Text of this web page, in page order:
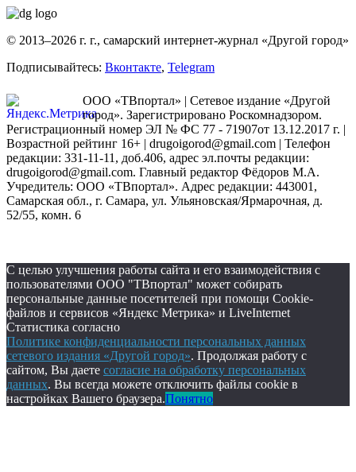
© 2013–2026 г. г., самарский интернет-журнал «Другой город»
Подписывайтесь: Вконтакте, Telegram
ООО «ТВпортал» | Сетевое издание «Другой
город». Зарегистрировано Роскомнадзором.
Регистрационный номер ЭЛ № ФС 77 - 71907от 13.12.2017 г. |
Возрастной рейтинг 16+ | drugoigorod@gmail.com | Телефон
редакции: 331-11-11, доб.406, адрес эл.почты редакции:
drugoigorod@gmail.com. Главный редактор Фёдоров М.А.
Учредитель: ООО «ТВпортал». Адрес редакции: 443001,
Самарская обл., г. Самара, ул. Ульяновская/Ярмарочная, д.
52/55, комн. 6
С целью улучшения работы сайта и его взаимодействия с
пользователями ООО "ТВпортал" может собирать
персональные данные посетителей при помощи Cookie-
файлов и сервисов «Яндекс Метрика» и LiveInternet
Статистика согласно
Политике конфиденциальности персональных данных
сетевого издания «Другой город». Продолжая работу с
сайтом, Вы даете согласие на обработку персональных
данных. Вы всегда можете отключить файлы cookie в
настройках Вашего браузера.Понятно